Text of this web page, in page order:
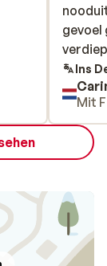
gevoel
gevoel
Ins
Mit